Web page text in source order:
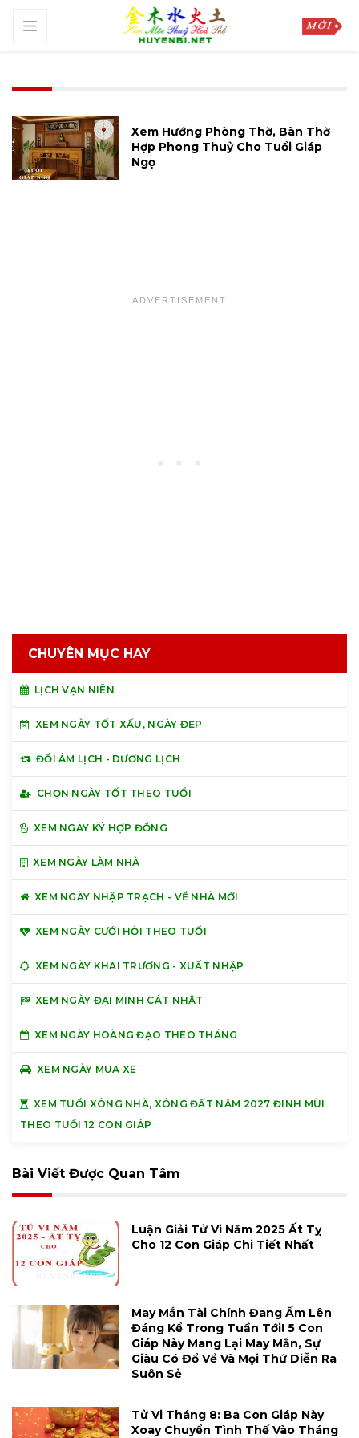
Xem Hướng Phòng Thờ, Bàn Thờ
Hợp Phong Thuỷ Cho Tuổi Giáp
Ngọ
CHUYÊN MỤC HAY
LỊCH VẠN NIÊN
XEM NGÀY TỐT XẤU, NGÀY ĐẸP
ĐỔI ÂM LỊCH - DƯƠNG LỊCH
CHỌN NGÀY TỐT THEO TUỔI
XEM NGÀY KÝ HỢP ĐỒNG
XEM NGÀY LÀM NHÀ
XEM NGÀY NHẬP TRẠCH - VỀ NHÀ MỚI
XEM NGÀY CƯỚI HỎI THEO TUỔI
XEM NGÀY KHAI TRƯƠNG - XUẤT NHẬP
XEM NGÀY ĐẠI MINH CÁT NHẬT
XEM NGÀY HOÀNG ĐẠO THEO THÁNG
XEM NGÀY MUA XE
XEM TUỔI XÔNG NHÀ, XÔNG ĐẤT NĂM 2027 ĐINH MÙI
THEO TUỔI 12 CON GIÁP
Bài Viết Được Quan Tâm
Luận Giải Tử Vi Năm 2025 Ất Tỵ
Cho 12 Con Giáp Chi Tiết Nhất
May Mắn Tài Chính Đang Ấm Lên
Đáng Kể Trong Tuần Tới! 5 Con
Giáp Này Mang Lại May Mắn, Sự
Giàu Có Đổ Về Và Mọi Thứ Diễn Ra
Suôn Sẻ
Tử Vi Tháng 8: Ba Con Giáp Này
Xoay Chuyển Tình Thế Vào Tháng